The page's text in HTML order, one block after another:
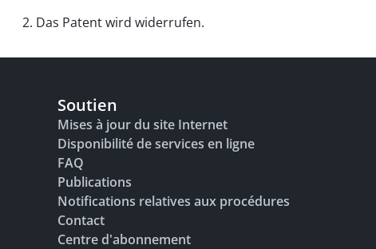
2. Das Patent wird widerrufen.
Soutien
Mises à jour du site Internet
Disponibilité de services en ligne
FAQ
Publications
Notifications relatives aux procédures
Contact
Centre d'abonnement